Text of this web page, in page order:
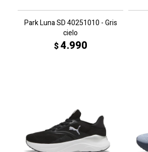
Park Luna SD 40251010 - Gris
cielo
$4.990